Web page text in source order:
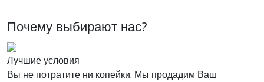
Почему выбирают нас?
Лучшие условия
Вы не потратите ни копейки. Мы продадим Ваш